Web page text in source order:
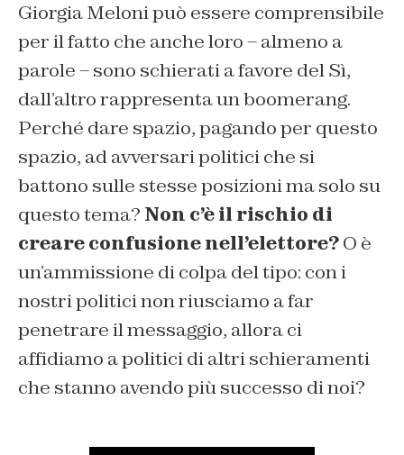
Giorgia Meloni può essere comprensibile
per il fatto che anche loro – almeno a
parole – sono schierati a favore del Sì,
dall’altro rappresenta un boomerang.
Perché dare spazio, pagando per questo
spazio, ad avversari politici che si
battono sulle stesse posizioni ma solo su
questo tema? Non c’è il rischio di
creare confusione nell’elettore?O è
un’ammissione di colpa del tipo: con i
nostri politici non riusciamo a far
penetrare il messaggio, allora ci
affidiamo a politici di altri schieramenti
che stanno avendo più successo di noi?